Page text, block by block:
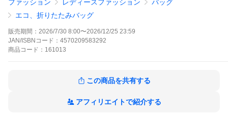
トラベル特集へ→
ファッション レディースファッション
バッグ
エコ、折りたたみバッグ
販売期間： 2026/7/30 8:00〜2026/12/25 23:59
JAN/ISBNコード： 4570209583292
商品 コード： 161013
この商品を共有する
アフィリエイトで紹介する